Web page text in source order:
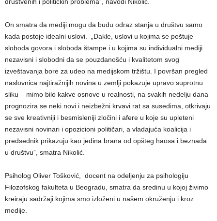
On smatra da mediji mogu da budu odraz stanja u društvu samo
kada postoje idealni uslovi. „Dakle, uslovi u kojima se poštuje
sloboda govora i sloboda štampe i u kojima su individualni mediji
nezavisni i slobodni da se pouzdanošću i kvalitetom svog
izveštavanja bore za udeo na medijskom tržištu. I površan pregled
naslovnica najtiražnijih novina u zemlji pokazuje upravo suprotnu
sliku – mimo bilo kakve osnove u realnosti, na svakih nedelju dana
prognozira se neki novi i neizbežni krvavi rat sa susedima, otkrivaju
se sve kreativniji i besmisleniji zločini i afere u koje su upleteni
nezavisni novinari i opozicioni političari, a vladajuća koalicija i
predsednik prikazuju kao jedina brana od opšteg haosa i beznađa
u društvu”, smatra Nikolić.
Psiholog Oliver Tošković, docent na odeljenju za psihologiju
Filozofskog fakulteta u Beogradu, smatra da sredinu u kojoj živimo
kreiraju sadržaji kojima smo izloženi u našem okruženju i kroz
medije.